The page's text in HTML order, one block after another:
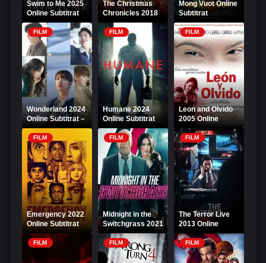
Swim to Me 2025
Online Subtitrat
The Christmas
Chronicles 2018
Online Subtitrat
Mong Vuot Online
Subtitrat
FILM
Wonderland 2024
Online Subtitrat –
Țara Minunilor
FILM
Humane 2024
Online Subtitrat
FILM
Leon and Olvido
2005 Online
Subtitrat
FILM
Emergency 2022
Online Subtitrat
FILM
Midnight in the
Switchgrass 2021
Online Subtitrat
FILM
The Terror Live
2013 Online
Subtitrat
FILM FILM FILM